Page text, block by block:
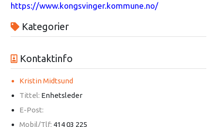
https://www.kongsvinger.kommune.no/
Kategorier
Kontaktinfo
Kristin Midtsund
Tittel: Enhetsleder
E-Post:
Mobil/Tlf: 414 03 225